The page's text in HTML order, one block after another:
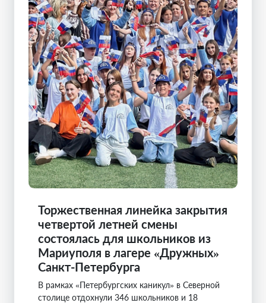
Торжественная линейка закрытия
четвертой летней смены
состоялась для школьников из
Мариуполя в лагере «Дружных»
Санкт-Петербурга
В рамках «Петербургских каникул» в Северной
столице отдохнули 346 школьников и 18